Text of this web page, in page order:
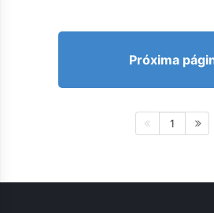
Próxima
1